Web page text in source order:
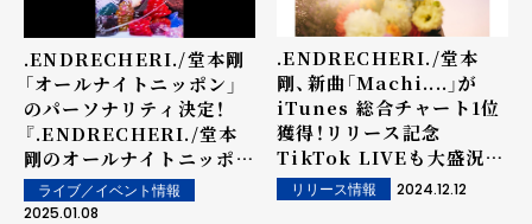
.ENDRECHERI./堂本剛
「オールナイトニッポン」
のパーソナリティ決定！
『.ENDRECHERI./堂本
剛のオールナイトニッポ
ン』、1月14日(火) 25時～
27時生放送！
ライブ／イベント情報
2025.01.08
.ENDRECHERI./堂本
剛、新曲「Machi....」が
iTunes 総合チャート1位
獲得！リリース記念
TikTok LIVEも大盛況！
TikTok投稿キャンペーン
や、12/24(火)のクリスマ
リリース情報 2024.12.12